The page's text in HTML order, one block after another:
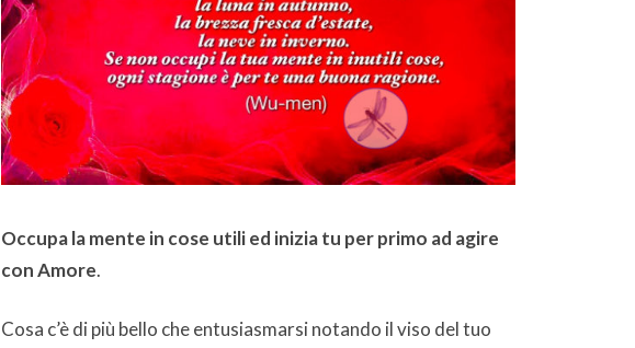
Occupa la mente in cose utili ed inizia tu per primo ad agire
con Amore.
Cosa c’è di più bello che entusiasmarsi notando il viso del tuo